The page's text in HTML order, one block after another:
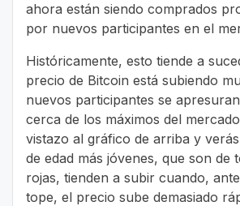
ahora están siendo comprados
por nuevos participantes en el
Históricamente, esto tiende a
precio de Bitcoin está subiendo
nuevos participantes se
cerca de los máximos del
vistazo al gráfico de arriba y
de edad más jóvenes, que son de
rojas, tienden a subir cuando,
tope, el precio sube demasiado